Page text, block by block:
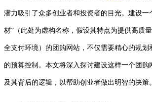
潜力吸引了众多创业者和投资者的目光。建设一
材”（此处为虚构名称，假设其特点为提供高质
全支付环境）的团购网站，不仅需要精心的规划
的预算控制。本文将深入探讨建设这样一个团购
及其背后的逻辑，以帮助创业者做出明智的决策。